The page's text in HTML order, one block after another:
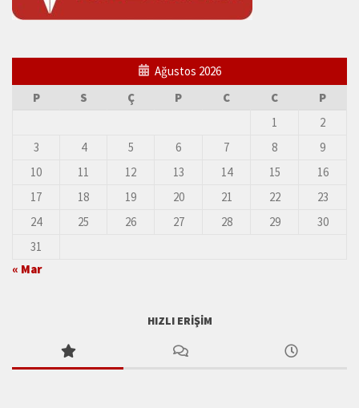
Ağustos 2026
P
S Ç P C C
P
1
2
3
4 5 6 7 8
9
10
11 12 13 14 15
16
17
18 19 20 21 22
23
24
25 26 27 28 29
30
31
« Mar
HIZLI ERIŞIM